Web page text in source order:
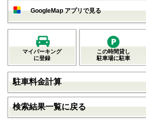
GoogleMap アプリで見る
マイパーキング
に登録
この時間貸し
駐車場に駐車
駐車料金計算
検索結果一覧に戻る